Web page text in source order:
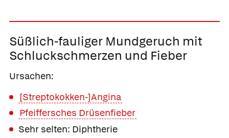
Süßlich-fauliger Mundgeruch mit
Schluckschmerzen und Fieber
Ursachen:
[Streptokokken-]Angina
Pfeiffersches Drüsenfieber
Sehr selten: Diphtherie